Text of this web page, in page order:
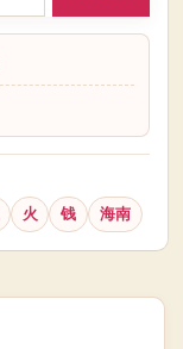
火 钱 海南